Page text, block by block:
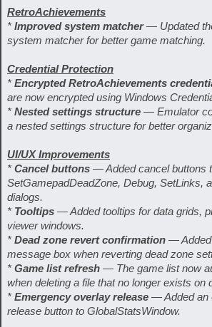
RetroAchievements
* Improved system matcher— Updated
system matcher for better game matching.
Credential Protection
* Encrypted RetroAchievements
are now encrypted using Windows
* Nested settings structure — Emulator
a nested settings structure for better
UI/UX Improvements
* Cancel buttons — Added cancel buttons
SetGamepadDeadZone, Debug, SetLinks,
dialogs.
* Tooltips — Added tooltips for data grids,
viewer windows.
* Dead zone revert confirmation — Added
message box when reverting dead zone
* Game list refresh — The game list now
when deleting a file that no longer exists on
* Emergency overlay release — Added an
release button to GlobalStatsWindow.